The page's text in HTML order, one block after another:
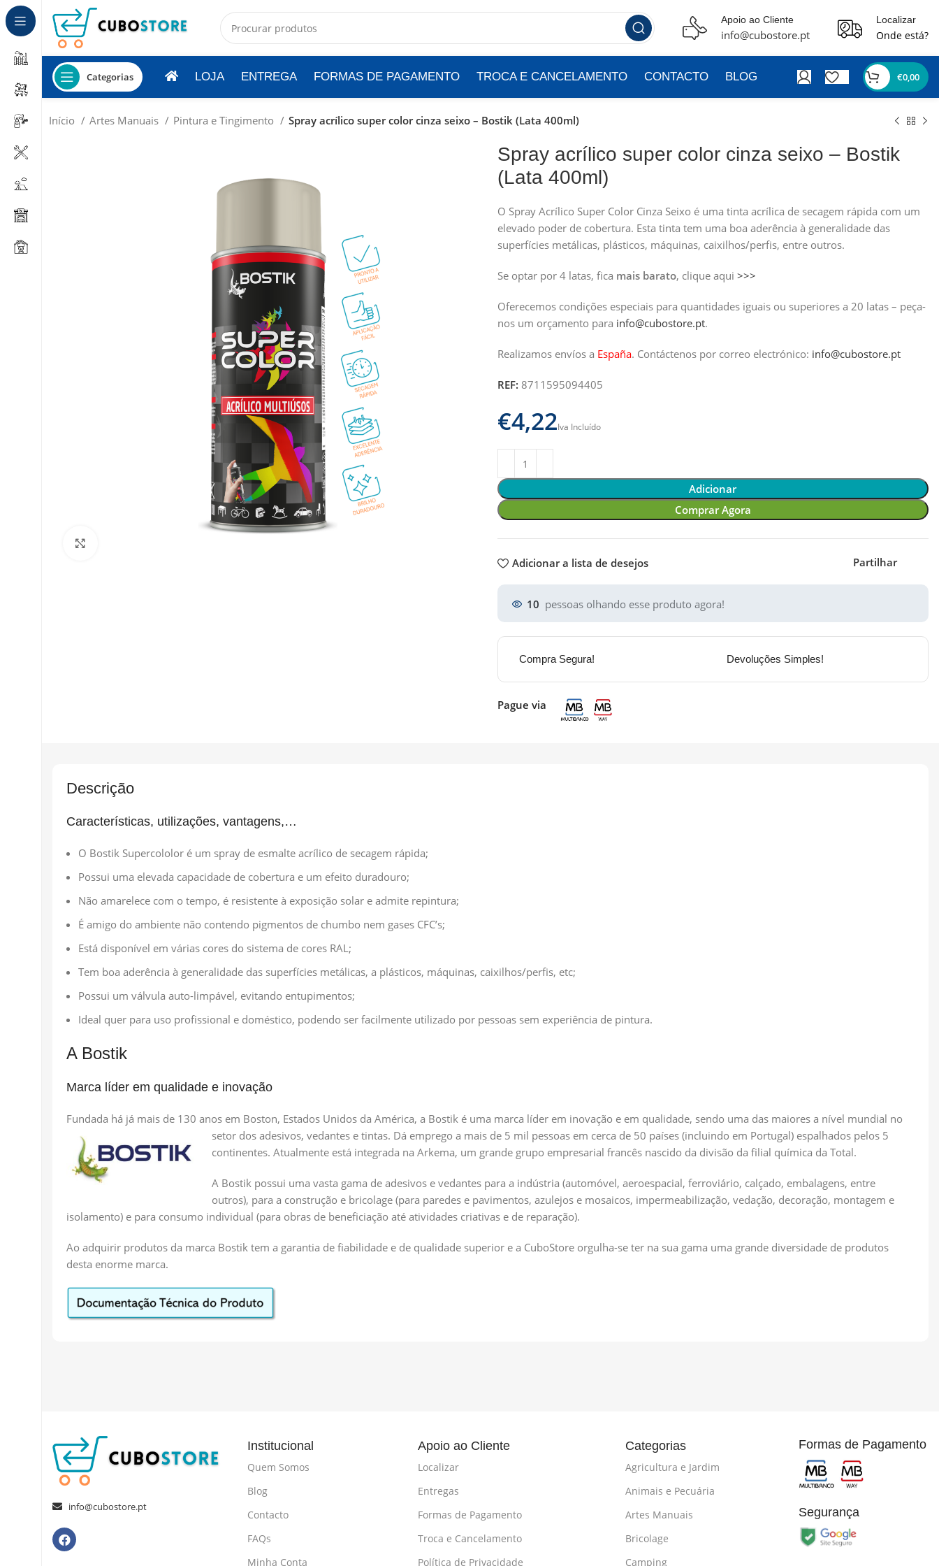
Apoio ao Cliente
info@cubostore.pt
Localizar
Onde está?
Categorias LOJA ENTREGA FORMAS DE PAGAMENTO TROCA E CANCELAMENTO CONTACTO BLOG €0,00
Início Artes Manuais Pintura e Tingimento Spray acrílico super color cinza seixo – Bostik (Lata 400ml)
Spray acrílico super color cinza seixo – Bostik
(Lata 400ml)
O Spray Acrílico Super Color Cinza Seixo é uma tinta acrílica de secagem rápida com um
elevado poder de cobertura. Esta tinta tem uma boa aderência à generalidade das
superfícies metálicas, plásticos, máquinas, caixilhos/perfis, entre outros.
Se optar por 4 latas, fica mais barato, clique aqui >>>
Oferecemos condições especiais para quantidades iguais ou superiores a 20 latas – peça-
nos um orçamento para info@cubostore.pt.
Realizamos envíos a España. Contáctenos por correo electrónico: info@cubostore.pt
REF: 8711595094405
€
Adicionar
Comprar Agora
Adicionar a lista de desejos Partilhar
10 pessoas olhando esse produto agora!
Compra Segura! Devoluções Simples!
Pague via
Descrição
Características, utilizações, vantagens,…
O Bostik Supercololor é um spray de esmalte acrílico de secagem rápida;
Possui uma elevada capacidade de cobertura e um efeito duradouro;
Não amarelece com o tempo, é resistente à exposição solar e admite repintura;
É amigo do ambiente não contendo pigmentos de chumbo nem gases CFC’s;
Está disponível em várias cores do sistema de cores RAL;
Tem boa aderência à generalidade das superfícies metálicas, a plásticos, máquinas, caixilhos/perfis, etc;
Possui um válvula auto-limpável, evitando entupimentos;
Ideal quer para uso profissional e doméstico, podendo ser facilmente utilizado por pessoas sem experiência de pintura.
A Bostik
Marca líder em qualidade e inovação
Fundada há já mais de 130 anos em Boston, Estados Unidos da América, a Bostik é uma marca líder em inovação e em qualidade, sendo uma das maiores a nível mundial no
setor dos adesivos, vedantes e tintas. Dá emprego a mais de 5 mil pessoas em cerca de 50 países (incluindo em Portugal) espalhados pelos 5
continentes. Atualmente está integrada na Arkema, um grande grupo empresarial francês nascido da divisão da filial química da Total.
A Bostik possui uma vasta gama de adesivos e vedantes para a indústria (automóvel, aeroespacial, ferroviário, calçado, embalagens, entre
outros), para a construção e bricolage (para paredes e pavimentos, azulejos e mosaicos, impermeabilização, vedação, decoração, montagem e
isolamento) e para consumo individual (para obras de beneficiação até atividades criativas e de reparação).
Ao adquirir produtos da marca Bostik tem a garantia de fiabilidade e de qualidade superior e a CuboStore orgulha-se ter na sua gama uma grande diversidade de produtos
desta enorme marca.
info@cubostore.pt
Institucional
Quem Somos
Blog
Contacto
FAQs
Minha Conta
Apoio ao Cliente
Localizar
Entregas
Formas de Pagamento
Troca e Cancelamento
Política de Privacidade
Categorias
Agricultura e Jardim
Animais e Pecuária
Artes Manuais
Bricolage
Camping
Formas de Pagamento
Segurança